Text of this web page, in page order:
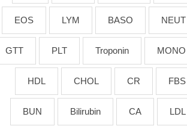
NEUT
BASO
LYM
EOS
MONO
Troponin
PLT
GTT
FBS
CR
CHOL
HDL
LDL
CA
Bilirubin
BUN